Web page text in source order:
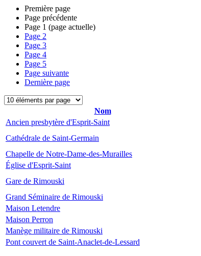
Première page
Page précédente
Page 1 (page actuelle)
Page 2
Page 3
Page 4
Page 5
Page suivante
Dernière page
Nom
Ancien presbytère d'Esprit-Saint
Cathédrale de Saint-Germain
Chapelle de Notre-Dame-des-Murailles
Église d'Esprit-Saint
Gare de Rimouski
Grand Séminaire de Rimouski
Maison Letendre
Maison Perron
Manège militaire de Rimouski
Pont couvert de Saint-Anaclet-de-Lessard